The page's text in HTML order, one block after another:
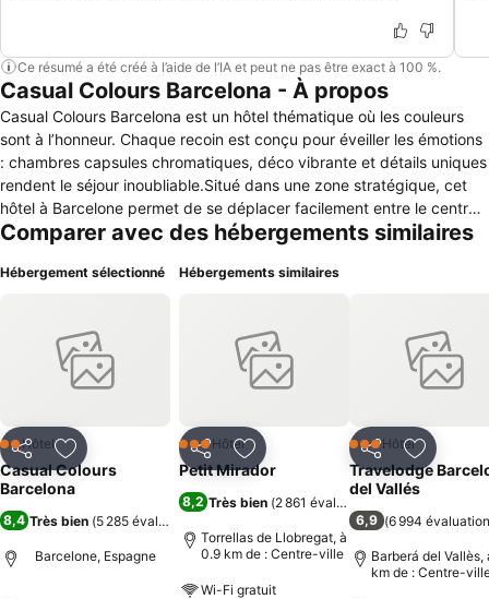
Ce résumé a été créé à l’aide de l’IA et peut ne pas être exact à 100 %.
Casual Colours Barcelona - À propos
Casual Colours Barcelona est un hôtel thématique où les couleurs
sont à l’honneur. Chaque recoin est conçu pour éveiller les émotions
: chambres capsules chromatiques, déco vibrante et détails uniques
rendent le séjour inoubliable.Situé dans une zone stratégique, cet
hôtel à Barcelone permet de se déplacer facilement entre le centre
et les quartiers modernes. Sa proximité avec l’Avinguda Diagonal et
et confort.Les chambres disposent de Wi-Fi gratuit, climatisation,
avec votre animal.Si vous cherchez un hôtel urbain au style unique
et à une excellente localisation à Barcelone, Casual Colours
Barcelona allie design et fonctionnalité.
Comparer avec des hébergements similaires
Hébergement sélectionné
PartagerAjouter à mes favoris
2 Étoiles
Hôtel
Casual Colours
Barcelona
8,4 Très bien (5 285 évaluations
Barcelone, Espagne
Hébergements similaires
PartagerAjouter à mes favoris
3 ÉtoilesHôtel
Petit Mirador
8,2 Très bien (2 861 évaluations
Torrellas de Llobregat, à
0.9 km de : Centre-ville
Wi-Fi gratuit
PartagerAjouter
3 ÉtoilesHôtel
Travelodge
del Vallés
6,9 (6 994
Barberá del Vallès,
km de : Centre-